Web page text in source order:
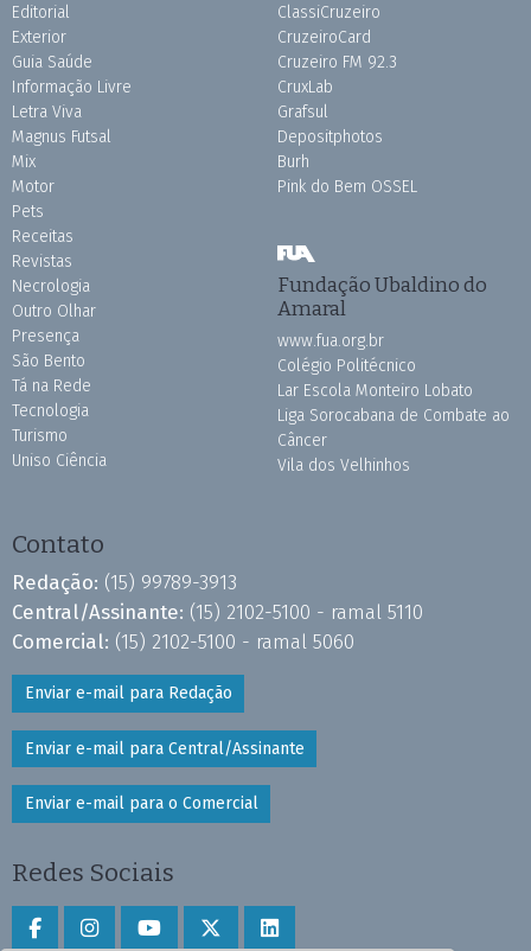
Editorial
Exterior
Guia Saúde
Informação Livre
Letra Viva
Magnus Futsal
Mix
Motor
Pets
Receitas
Revistas
Necrologia
Outro Olhar
Presença
São Bento
Tá na Rede
Tecnologia
Turismo
Uniso Ciência
ClassiCruzeiro
CruzeiroCard
Cruzeiro FM 92.3
CruxLab
Grafsul
Depositphotos
Burh
Pink do Bem OSSEL
Fundação Ubaldino do
Amaral
www.fua.org.br
Colégio Politécnico
Lar Escola Monteiro Lobato
Liga Sorocabana de Combate ao
Câncer
Vila dos Velhinhos
Contato
Redação: (15) 99789-3913
Central/Assinante: (15) 2102-5100 - ramal 5110
Comercial: (15) 2102-5100 - ramal 5060
Enviar e-mail para Redação
Enviar e-mail para Central/Assinante
Enviar e-mail para o Comercial
Redes Sociais